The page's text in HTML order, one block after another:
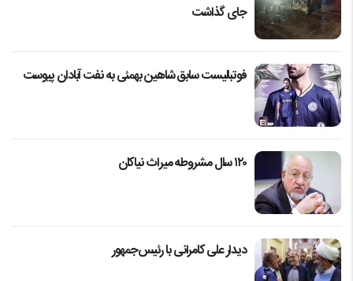
جای گذاشت
فوتبالیست سابق شاهین بهمئی به نفت آبادان پیوست
۱۲۰ سال مشروطه میراث نیاکان
دیدار علی کامرانی با رئیس‌جمهور